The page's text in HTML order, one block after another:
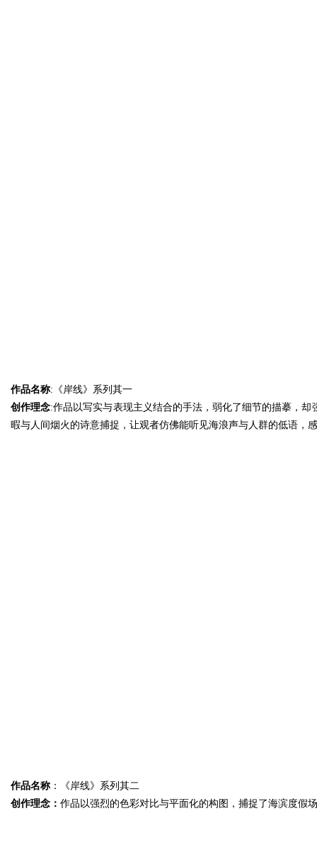
作品名称:《岸线》系列其一
创作理念:作品以写实与表现主义结合的手法，弱化了细节的描摹，
暇与人间烟火的诗意捕捉，让观者仿佛能听见海浪声与人群的低语，
作品名称 ：《岸线》系列其二
创作理念： 作品以强烈的色彩对比与平面化的构图，捕捉了海滨度假